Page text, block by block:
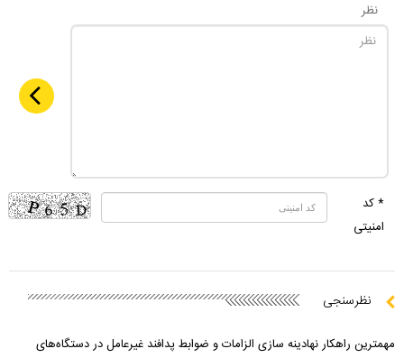
نظر
* کد
امنیتی
نظرسنجی
مهمترین راهکار نهادینه سازی الزامات و ضوابط پدافند غیرعامل در دستگاه‌های